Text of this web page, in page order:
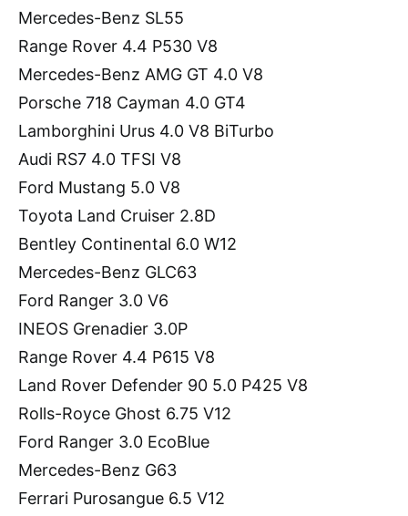
Mercedes-Benz SL55
Range Rover 4.4 P530 V8
Mercedes-Benz AMG GT 4.0 V8
Porsche 718 Cayman 4.0 GT4
Lamborghini Urus 4.0 V8 BiTurbo
Audi RS7 4.0 TFSI V8
Ford Mustang 5.0 V8
Toyota Land Cruiser 2.8D
Bentley Continental 6.0 W12
Mercedes-Benz GLC63
Ford Ranger 3.0 V6
INEOS Grenadier 3.0P
Range Rover 4.4 P615 V8
Land Rover Defender 90 5.0 P425 V8
Rolls-Royce Ghost 6.75 V12
Ford Ranger 3.0 EcoBlue
Mercedes-Benz G63
Ferrari Purosangue 6.5 V12